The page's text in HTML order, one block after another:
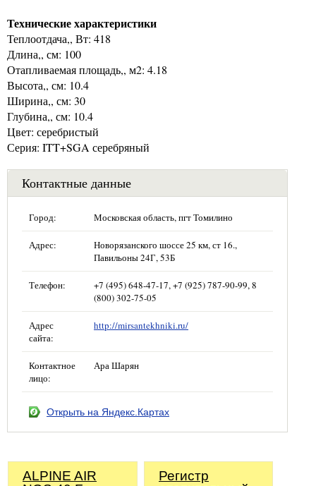
Технические характеристики
Теплоотдача,, Вт: 418
Длина,, см: 100
Отапливаемая площадь,, м2: 4.18
Высота,, см: 10.4
Ширина,, см: 30
Глубина,, см: 10.4
Цвет: серебристый
Серия: ITT+SGA серебряный
Контактные данные
Город: Московская область, пгт Томилино
Адрес:
Новорязанского шоссе 25 км, ст 16.,
Павильоны 24Г, 53Б
Телефон:
+7 (495) 648-47-17, +7 (925) 787-90-99, 8
(800) 302-75-05
Адрес
сайта:
http://mirsantekhniki.ru/
Контактное
лицо:
Ара Шарян
Открыть на Яндекс.Картах
ALPINE AIR
Регистр